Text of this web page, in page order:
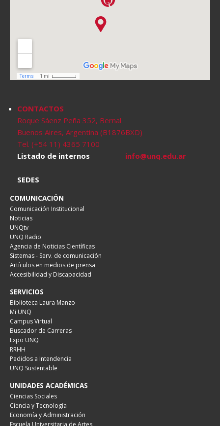
CONTACTOS
Roque Sáenz Peña 352, Bernal
Buenos Aires, Argentina (B1876BXD)
Tel. (+54 11) 4365 7100
Listado de internos
info@unq.edu.ar
SEDES
COMUNICACIÓN
Comunicación Institucional
Noticias
UNQtv
UNQ Radio
Agencia de Noticias Científicas
Sistemas - Serv. de comunicación
Artículos en medios de prensa
Accesibilidad y Discapacidad
SERVICIOS
Biblioteca Laura Manzo
Mi UNQ
Campus Virtual
Buscador de Carreras
Expo UNQ
RRHH
Pedidos a Intendencia
UNQ Sustentable
UNIDADES ACADÉMICAS
Ciencias Sociales
Ciencia y Tecnología
Economía y Administración